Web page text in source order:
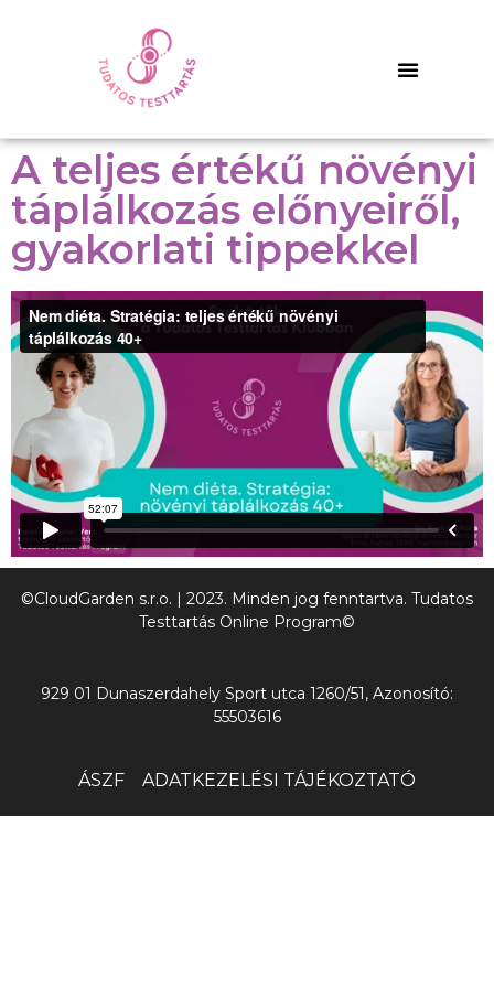
A teljes értékű növényi
táplálkozás előnyeiről,
gyakorlati tippekkel
©CloudGarden s.r.o. | 2023. Minden jog fenntartva. Tudatos
Testtartás Online Program©
929 01 Dunaszerdahely Sport utca 1260/51, Azonosító:
55503616
ÁSZF ADATKEZELÉSI TÁJÉKOZTATÓ